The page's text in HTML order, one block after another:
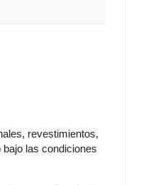
revestimientos,
las condiciones